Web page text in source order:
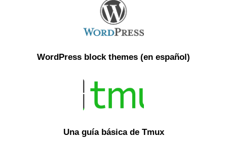
WordPress block themes (en español)
Una guía básica de Tmux